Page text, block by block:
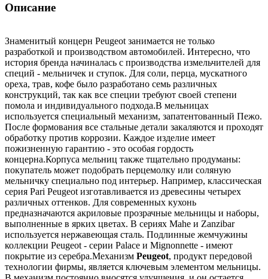
Описание
Знаменитый концерн Peugeot занимается не только
разработкой и производством автомобилей. Интересно, что
история бренда начиналась с производства измельчителей для
специй - мельничек и ступок. Для соли, перца, мускатного
ореха, трав, кофе было разработано семь различных
конструкций, так как все специи требуют своей степени
помола и индивидуального подхода.В мельницах
используется специальный механизм, запатентованный Пежо.
После формования все стальные детали закаляются и проходят
обработку против коррозии. Каждое изделие имеет
пожизненную гарантию - это особая гордость
концерна.Корпуса мельниц также тщательно продуманы:
покупатель может подобрать перцемолку или соляную
мельничку специально под интерьер. Например, классическая
серия Pari Peugeot изготавливается из древесины четырех
различных оттенков. Для современных кухонь
предназначаются акриловые прозрачные мельницы и наборы,
выполненные в ярких цветах. В сериях Mahe и Zanzibar
используется нержавеющая сталь. Подлинные жемчужины
коллекции Peugeot - серии Palace и Mignonnette - имеют
покрытие из серебра.Механизм Peugeot, продукт передовой
технологии фирмы, является ключевым элементом мельницы.